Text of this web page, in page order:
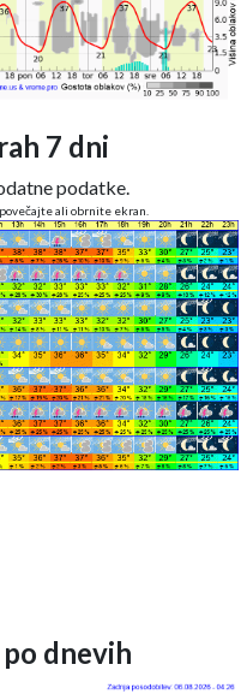
7 dni
podatke.
ali obrnite ekran.
dnevih